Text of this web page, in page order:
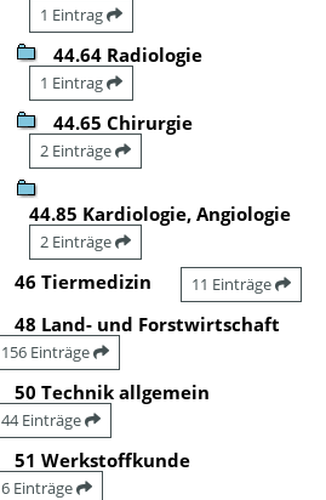
1 Eintrag
44.64 Radiologie
1 Eintrag
44.65 Chirurgie
2 Einträge
44.85 Kardiologie, Angiologie
2 Einträge
46 Tiermedizin 11 Einträge
48 Land- und Forstwirtschaft
156 Einträge
50 Technik allgemein
44 Einträge
51 Werkstoffkunde
6 Einträge